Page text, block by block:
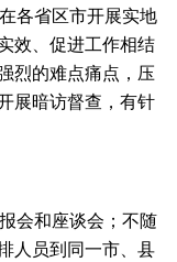
各省区市开展实地
效、促进工作相结
烈的难点痛点，压
展暗访督查，有针
会和座谈会；不随
人员到同一市、县